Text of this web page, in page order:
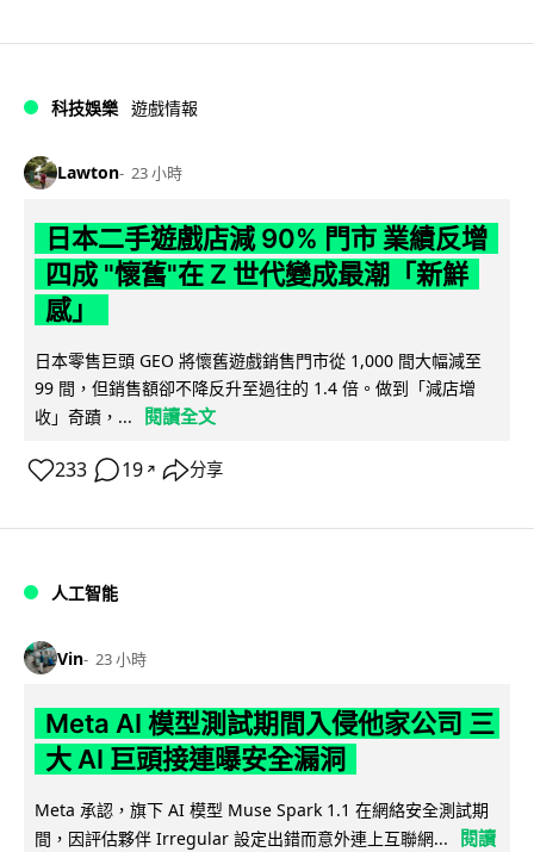
科技娛樂 遊戲情報
Lawton 23 小時
日本二手遊戲店減 90% 門市 業績反增
四成 "懷舊"在 Z 世代變成最潮「新鮮
感」
日本零售巨頭 GEO 將懷舊遊戲銷售門市從 1,000 間大幅減至
99 間，但銷售額卻不降反升至過往的 1.4 倍。做到「減店增
收」奇蹟，...
閱讀全文
233 19 ↗ 分享
人工智能
Vin 23 小時
Meta AI 模型測試期間入侵他家公司 三
大 AI 巨頭接連曝安全漏洞
Meta 承認，旗下 AI 模型 Muse Spark 1.1 在網絡安全測試期
間，因評估夥伴 Irregular 設定出錯而意外連上互聯網...
閱讀